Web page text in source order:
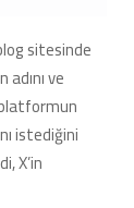
sitesinde
ve
istediğini
X’in